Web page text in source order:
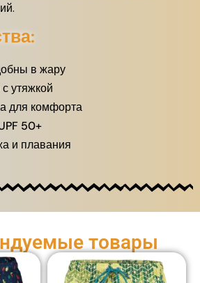
в жару
утяжкой
для комфорта
50+
и плавания
товары